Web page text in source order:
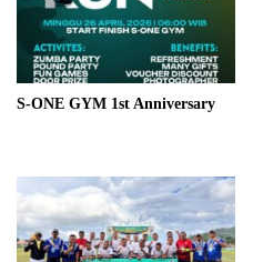
S-ONE GYM 1st Anniversary